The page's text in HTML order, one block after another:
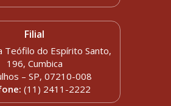
Filial
Teófilo do Espírito Santo,
196, Cumbica
– SP, 07210-008
(11) 2411-2222